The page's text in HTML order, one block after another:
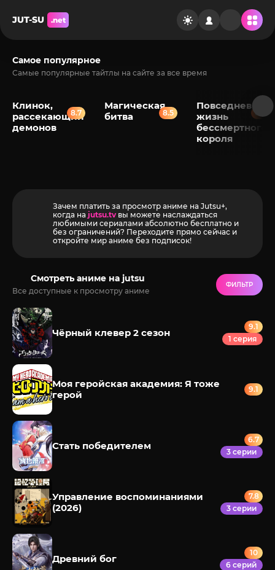
JUT-SU .net
Самое популярное
Самые популярные тайтлы на сайте за все время
Клинок,
рассекающий
демонов
8.7
Магическая
битва
8.5
Повседневная
жизнь
бессмертного
короля
8.2
Зачем платить за просмотр аниме на Jutsu+,
когда на jutsu.tv вы можете наслаждаться
любимыми сериалами абсолютно бесплатно и
без ограничений? Переходите прямо сейчас и
откройте мир аниме без подписок!
Смотреть аниме на jutsu
Все доступные к просмотру аниме
ФИЛЬТР
Чёрный клевер 2 сезон
9.1
1 серия
Моя геройская академия: Я тоже
герой
9.1
Стать победителем
6.7
3 серии
Управление воспоминаниями
(2026)
7.8
3 серии
Древний бог
10
6 серий